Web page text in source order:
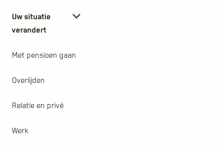
Uw situatie
verandert
Met pensioen gaan
Overlijden
Relatie en privé
Werk